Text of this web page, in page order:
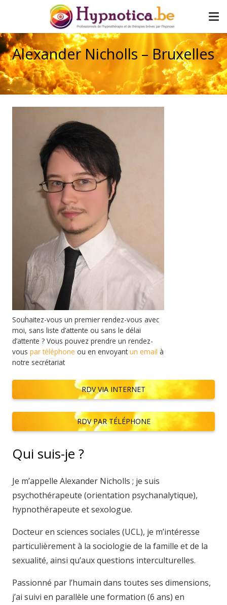
Alexander Nicholls – Bruxelles
Accueil
Souhaitez-vous un premier rendez-vous avec
moi, sans liste d’attente ou sans le délai
d’attente ? Vous pouvez prendre un rendez-
vous par téléphone ou en envoyantun email à
notre secrétariat
RDV VIA INTERNET
RDV PAR TÉLÉPHONE
Qui suis-je ?
Je m’appelle Alexander Nicholls ; je suis
psychothérapeute (orientation psychanalytique),
hypnothérapeute et sexologue.
Docteur en sciences sociales (UCL), je m’intéresse
particulièrement à la sociologie de la famille et de la
sexualité, ainsi qu’aux questions interculturelles.
Passionné par l’humain dans toutes ses dimensions,
j’ai suivi en parallèle une formation (6 ans) en